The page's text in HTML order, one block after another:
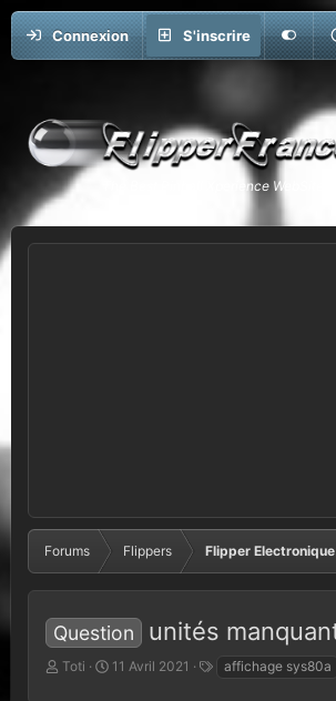
Connexion S'inscrire
Forums Flippers Flipper Electronique
Question unités
A
Toti
D
11 Avril 2021 affichage sys80a